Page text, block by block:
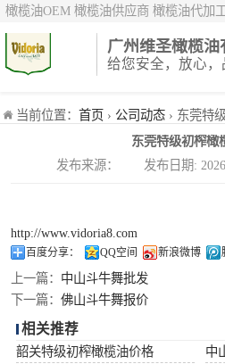
橄榄油OEM 橄榄油供应商 橄榄油代加
广州维圣橄榄油
给您安全，放心
当前位置： 首页 › 公司动态 › 东莞特
东莞特级初榨橄
发布来源： 发布日期:
http://www.vidoria8.com
百度分享： QQ空间 新浪微博
上一篇： 中山斗牛舞批发
下一篇： 佛山斗牛舞报价
相关推荐
韶关特级初榨橄榄油价格
中
特级初榨橄榄油
纯正/ 混合/ 精炼
中国橄榄油现货
斗牛舞
费利佩